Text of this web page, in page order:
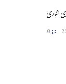
شادی
0